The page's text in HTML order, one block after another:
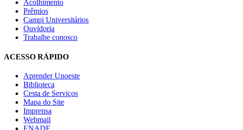
Acolhimento
Prêmios
Campi Universitários
Ouvidoria
Trabalhe conosco
ACESSO RÁPIDO
Aprender Unoeste
Biblioteca
Cesta de Serviços
Mapa do Site
Imprensa
Webmail
ENADE